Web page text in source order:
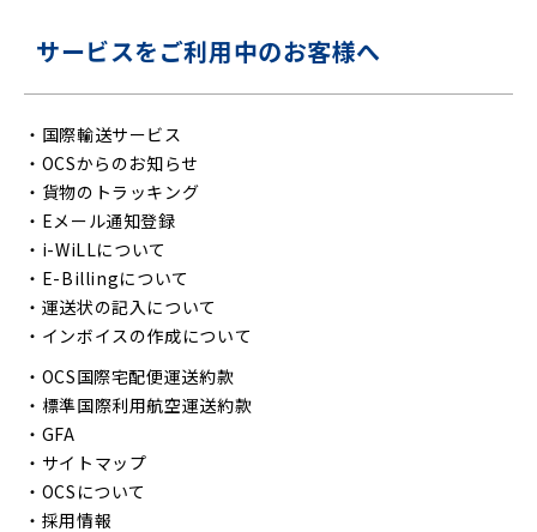
サービスをご利用中のお客様へ
・ 国際輸送サービス
・ OCSからのお知らせ
・ 貨物のトラッキング
・ Eメール通知登録
・ i-WiLLについて
・ E-Billingについて
・ 運送状の記入について
・ インボイスの作成について
・ OCS国際宅配便運送約款
・ 標準国際利用航空運送約款
・ GFA
・ サイトマップ
・ OCSについて
・ 採用情報